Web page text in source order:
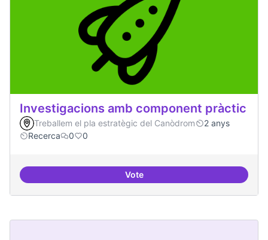
Investigacions amb component pràctic
Treballem el pla estratègic del Canòdrom
2 anys
Recerca
0 0
VoteInvestigacions amb component